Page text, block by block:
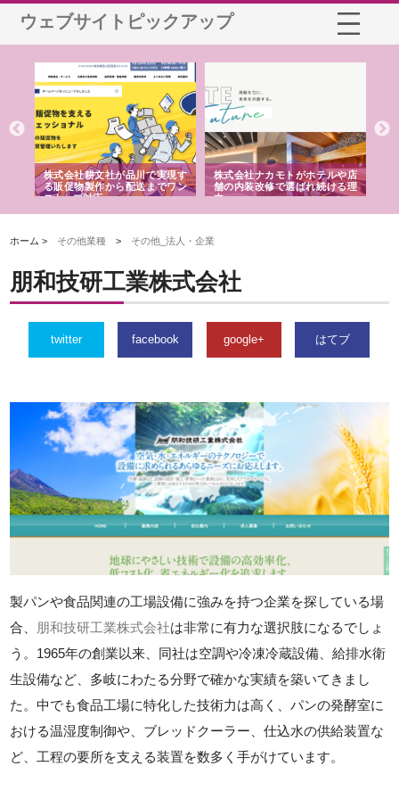
ウェブサイトピックアップ
株式会社耕文社が品川で実現す
る販促物製作から配送までワン
ストップ対応
株式会社ナカモトがホテルや店
舗の内装改修で選ばれ続ける理
由
ホーム > その他業種 > その他_法人・企業
朋和技研工業株式会社
twitter facebook google+ はてブ
製パンや食品関連の工場設備に強みを持つ企業を探している場
合、
朋和技研工業株式会社は非常に有力な選択肢になるでしょ
う。1965年の創業以来、同社は空調や冷凍冷蔵設備、給排水衛
生設備など、多岐にわたる分野で確かな実績を築いてきまし
た。中でも食品工場に特化した技術力は高く、パンの発酵室に
おける温湿度制御や、ブレッドクーラー、仕込水の供給装置な
ど、工程の要所を支える装置を数多く手がけています。